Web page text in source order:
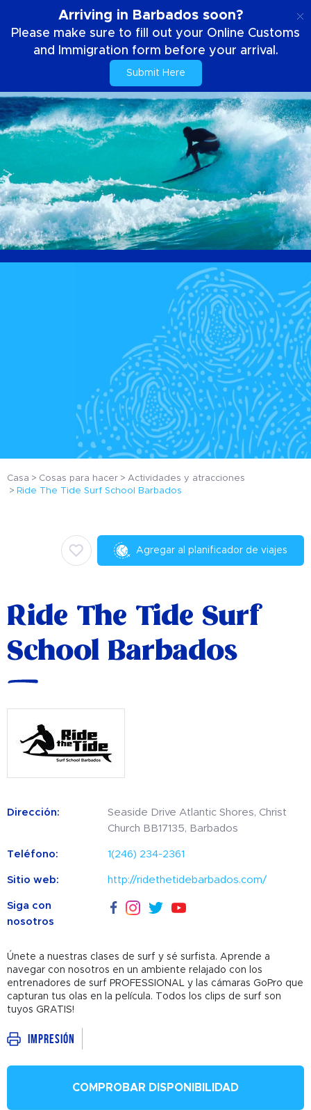
Arriving in Barbados soon?
Please make sure to fill out your Online Customs
and Immigration form before your arrival.
Submit Here
Casa Cosas para hacer
Actividades y atracciones
Ride The Tide Surf School Barbados
Agregar al planificador de viajes
Ride The Tide Surf
School Barbados
Dirección:
Seaside Drive Atlantic Shores, Christ
Church BB17135, Barbados
Teléfono: 1(246) 234-2361
Sitio web: http://ridethetidebarbados.com/
Siga con
nosotros
Únete a nuestras clases de surf y sé surfista. Aprende a
navegar con nosotros en un ambiente relajado con los
entrenadores de surf PROFESSIONAL y las cámaras GoPro que
capturan tus olas en la película. Todos los clips de surf son
tuyos GRATIS!
Impresión
COMPROBAR DISPONIBILIDAD